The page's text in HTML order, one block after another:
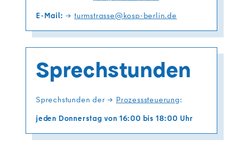
E-Mail:
turmstrasse@kosp-berlin.de
Sprechstunden
Sprechstunden der Prozesssteuerung:
jeden Donnerstag von 16:00 bis 18:00 Uhr